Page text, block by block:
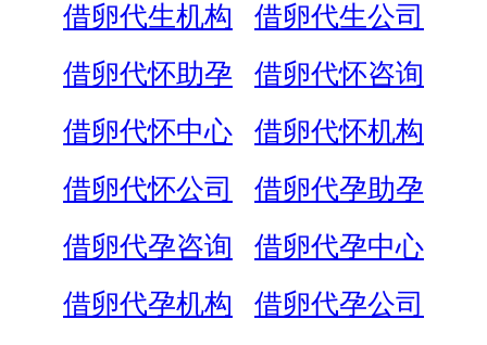
借卵代生机构
借卵代生公司
借卵代怀助孕
借卵代怀咨询
借卵代怀中心
借卵代怀机构
借卵代怀公司
借卵代孕助孕
借卵代孕咨询
借卵代孕中心
借卵代孕机构
借卵代孕公司